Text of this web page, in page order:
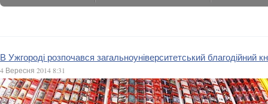
В Ужгороді розпочався загальноуніверситетський благодійний
4 Вересня 2014 8:31